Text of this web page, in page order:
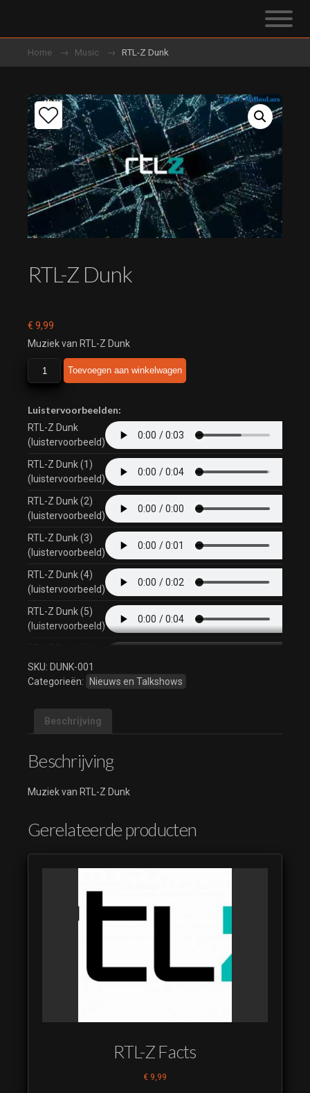
Home Music RTL-Z Dunk
RTL-Z Dunk
€ 9,99
Muziek van RTL-Z Dunk
Z
aantal
Toevoegen aan winkelwagen
Luistervoorbeelden:
RTL-Z Dunk
(luistervoorbeeld)
RTL-Z Dunk (1)
(luistervoorbeeld)
RTL-Z Dunk (2)
(luistervoorbeeld)
RTL-Z Dunk (3)
(luistervoorbeeld)
RTL-Z Dunk (4)
(luistervoorbeeld)
RTL-Z Dunk (5)
(luistervoorbeeld)
(luistervoorbeeld)
RTL-Z Dunk (6)
RTL-Z Dunk (6)
(luistervoorbeeld)
RTL-Z Dunk (7)
(luistervoorbeeld)
SKU: DUNK-001
Categorieën:
Nieuws en Talkshows
Beschrijving
Beschrijving
Muziek van RTL-Z Dunk
Gerelateerde producten
RTL-Z Facts
€ 9,99